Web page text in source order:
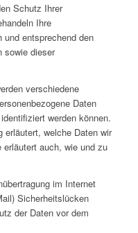
Schutz Ihrer
Ihre
und entsprechend den
sowie dieser
verschiedene
Daten
werden können.
erläutert, welche Daten wir
auch, wie und zu
im Internet
Sicherheitslücken
der Daten vor dem